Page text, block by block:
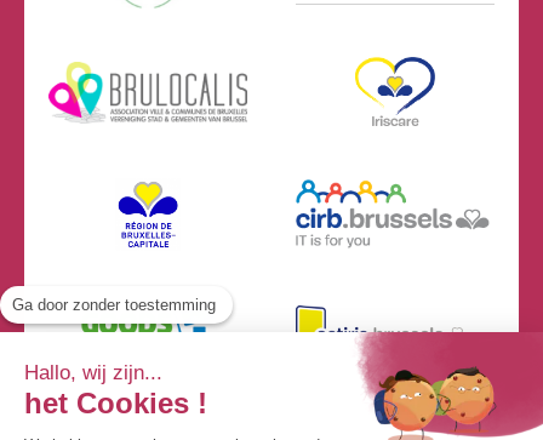
Ga door zonder toestemming
Hallo, wij zijn...
het Cookies !